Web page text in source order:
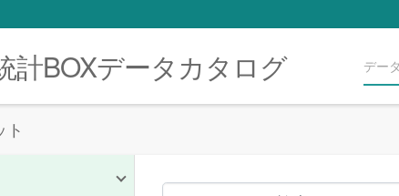
計BOXデータカタログ デー
ト